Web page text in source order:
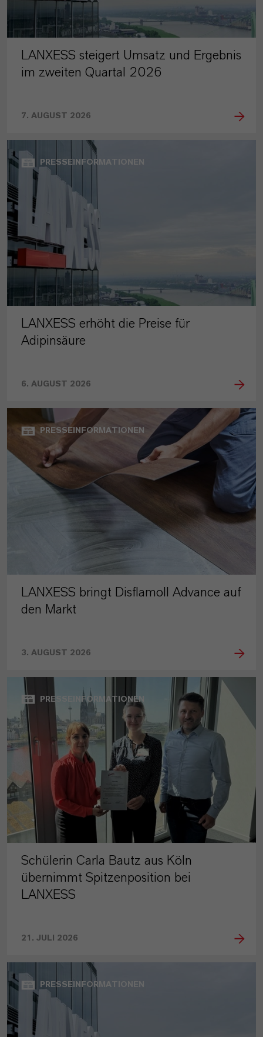
LANXESS steigert Umsatz und Ergebnis
im zweiten Quartal 2026
7. AUGUST 2026
PRESSEINFORMATIONEN
LANXESS erhöht die Preise für
Adipinsäure
6. AUGUST 2026
PRESSEINFORMATIONEN
LANXESS bringt Disflamoll Advance auf
den Markt
3. AUGUST 2026
PRESSEINFORMATIONEN
Schülerin Carla Bautz aus Köln
übernimmt Spitzenposition bei
LANXESS
21. JULI 2026
PRESSEINFORMATIONEN